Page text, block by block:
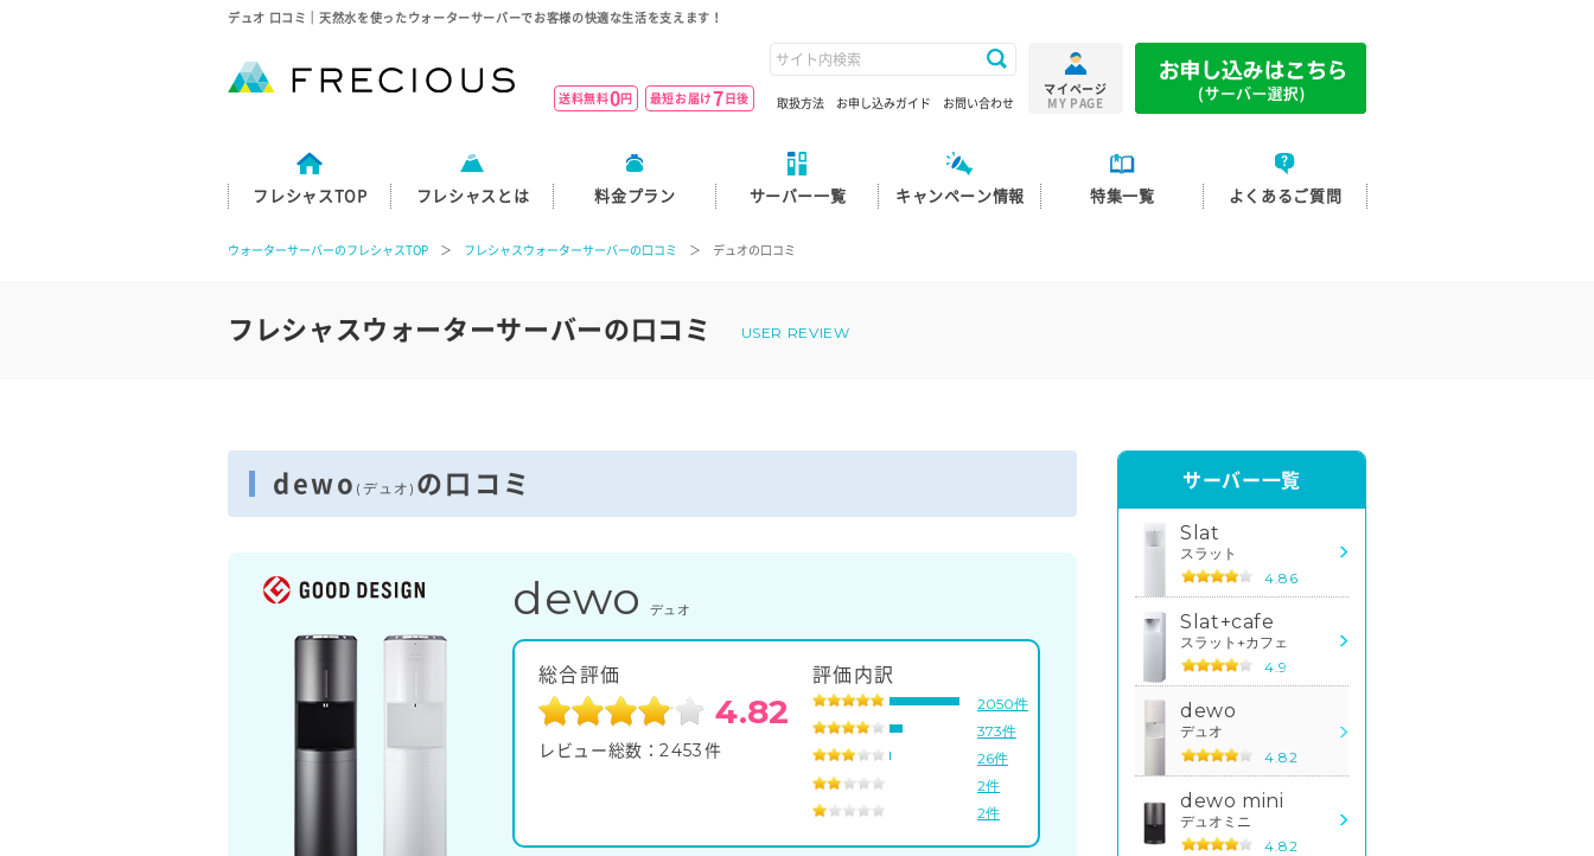
デュオ 口コミ｜天然水を使ったウォーターサーバーでお客様の快適な生活を支えます！
送料無料0円 最短お届け7 日後 取扱方法 お申し込みガイド お問い合わせ
マイページ
MY PAGE
フレシャスTOP フレシャスとは 料金プラン サーバー一覧 キャンペーン情報 特集一覧 よくあるご質問
ウォーターサーバーのフレシャスTOP ＞ フレシャスウォーターサーバーの口コミ ＞ デュオの口コミ
フレシャスウォーターサーバーの口コミ USER REVIEW
dewo (デュオ) の口コミ
dewo デュオ
総合評価
4.82
レビュー総数：2453 件
評価内訳
2050件
373件
26件
2件
2件
サーバー一覧
Slat
スラット
4.86
Slat+cafe
スラット+カフェ
4.9
dewo
デュオ
4.82
dewo mini
デュオミニ
4.82